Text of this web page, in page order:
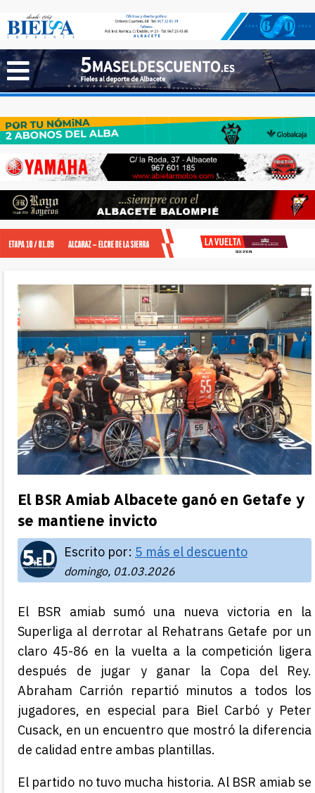
El BSR Amiab Albacete ganó en Getafe y
se mantiene invicto
Escrito por: 5 más el descuento
domingo, 01.03.2026
El BSR amiab sumó una nueva victoria en la
Superliga al derrotar al Rehatrans Getafe por un
claro 45-86 en la vuelta a la competición ligera
después de jugar y ganar la Copa del Rey.
Abraham Carrión repartió minutos a todos los
jugadores, en especial para Biel Carbó y Peter
Cusack, en un encuentro que mostró la diferencia
de calidad entre ambas plantillas.
El partido no tuvo mucha historia. Al BSR amiab se